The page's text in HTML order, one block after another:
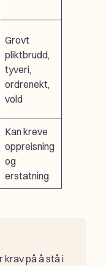
Grovt
pliktbrudd,
tyveri,
ordrenekt,
vold
Kan kreve
oppreisning
og
erstatning
krav på å stå i